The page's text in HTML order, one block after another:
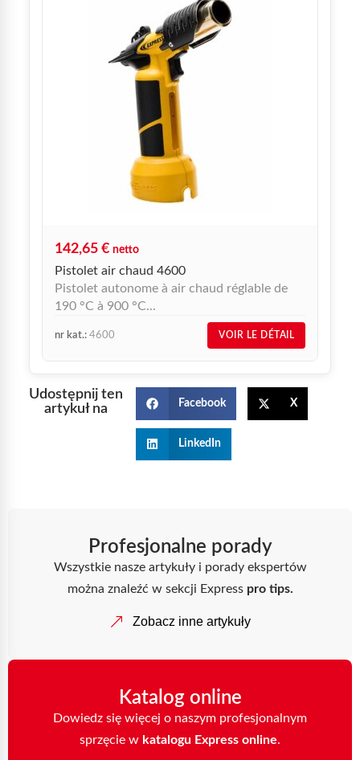
142,65 € netto
Pistolet air chaud 4600
Pistolet autonome à air chaud réglable de
190 °C à 900 °C...
nr kat.: 4600 VOIR LE DÉTAIL
Udostępnij ten
artykuł na
Facebook X
LinkedIn
Profesjonalne porady
Wszystkie nasze artykuły i porady ekspertów
można znaleźć w sekcji Express pro tips.
Zobacz inne artykuły
Katalog online
Dowiedz się więcej o naszym profesjonalnym
sprzęcie w katalogu Express online.